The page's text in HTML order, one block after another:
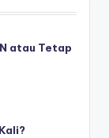
atau Tetap